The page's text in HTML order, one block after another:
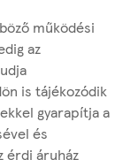
működési
az
is tájékozódik
gyarapítja a
és
érdi áruház